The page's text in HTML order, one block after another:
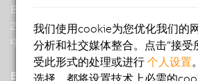
Building, Gems Park
200233 Shanghai
中国
B&R Industrial Automation (China)
我们使用cookie为您优化我们的
分析和社交媒体整合。点击“接受
受此形式的处理或进行个人设置
选择，都将设置技术上必需的